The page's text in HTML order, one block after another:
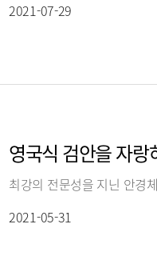
2021-07-29
영국식 검안을 자
2021-05-31